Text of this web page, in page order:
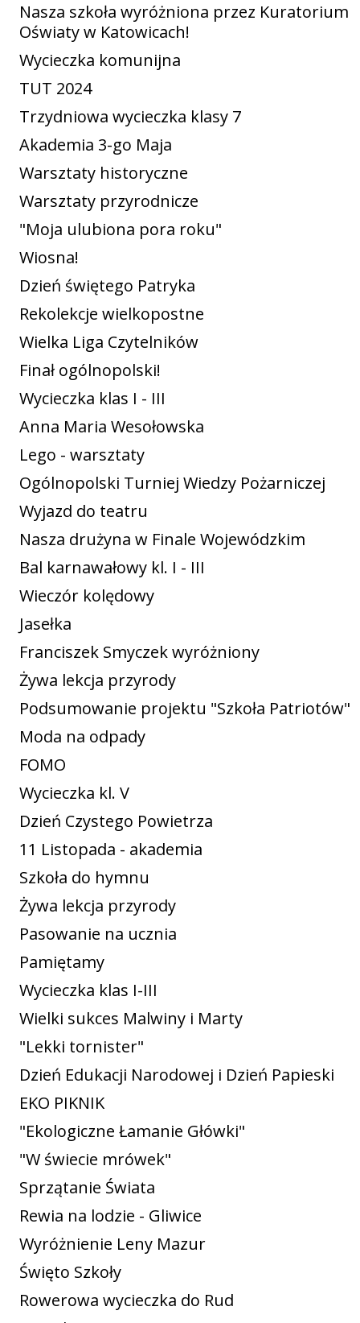
Nasza szkoła wyróżniona przez Kuratorium
Oświaty w Katowicach!
Wycieczka komunijna
TUT 2024
Trzydniowa wycieczka klasy 7
Akademia 3-go Maja
Warsztaty historyczne
Warsztaty przyrodnicze
"Moja ulubiona pora roku"
Wiosna!
Dzień świętego Patryka
Rekolekcje wielkopostne
Wielka Liga Czytelników
Finał ogólnopolski!
Wycieczka klas I - III
Anna Maria Wesołowska
Lego - warsztaty
Ogólnopolski Turniej Wiedzy Pożarniczej
Wyjazd do teatru
Nasza drużyna w Finale Wojewódzkim
Bal karnawałowy kl. I - III
Wieczór kolędowy
Jasełka
Franciszek Smyczek wyróżniony
Żywa lekcja przyrody
Podsumowanie projektu "Szkoła Patriotów"
Moda na odpady
FOMO
Wycieczka kl. V
Dzień Czystego Powietrza
11 Listopada - akademia
Szkoła do hymnu
Żywa lekcja przyrody
Pasowanie na ucznia
Pamiętamy
Wycieczka klas I-III
Wielki sukces Malwiny i Marty
"Lekki tornister"
Dzień Edukacji Narodowej i Dzień Papieski
EKO PIKNIK
"Ekologiczne Łamanie Główki"
"W świecie mrówek"
Sprzątanie Świata
Rewia na lodzie - Gliwice
Wyróżnienie Leny Mazur
Święto Szkoły
Rowerowa wycieczka do Rud